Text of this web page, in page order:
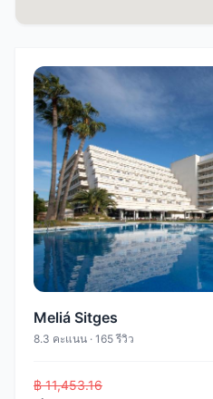
Meliá Sitges
8.3 คะแนน · 165 รีวิว
฿ 11,453.16